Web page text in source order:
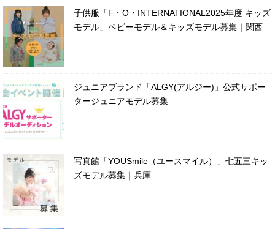
子供服「F・O・INTERNATIONAL2025年度 キッズ
モデル」ベビーモデル＆キッズモデル募集｜関西
ジュニアブランド「ALGY(アルジー)」公式サポー
タージュニアモデル募集
写真館「YOUSmile（ユースマイル）」七五三キッ
ズモデル募集｜兵庫